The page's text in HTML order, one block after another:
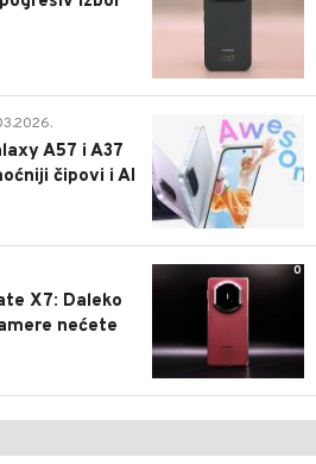
A57 i A37
čipovi i AI
0
X7: Daleko
nećete